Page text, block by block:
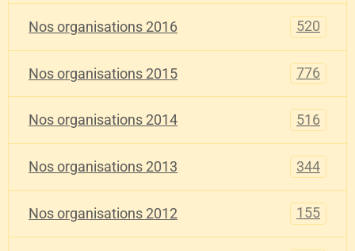
Nos organisations 2016 520
Nos organisations 2015 776
Nos organisations 2014 516
Nos organisations 2013 344
Nos organisations 2012 155